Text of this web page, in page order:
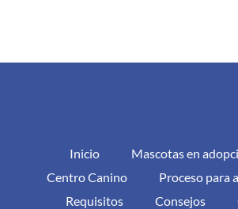
Inicio
Mascotas en
Centro Canino
Proceso para
Requisitos
Consejos